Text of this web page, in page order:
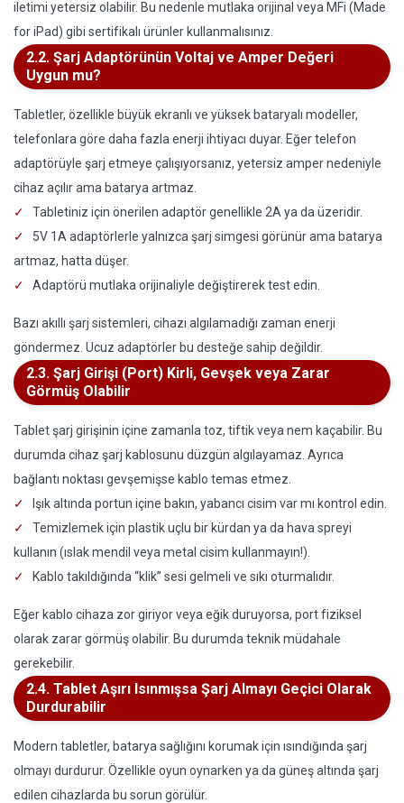
iletimi yetersiz olabilir. Bu nedenle mutlaka orijinal veya MFi (Made
for iPad) gibi sertifikalı ürünler kullanmalısınız.
2.2. Şarj Adaptörünün Voltaj ve Amper Değeri
Uygun mu?
Tabletler, özellikle büyük ekranlı ve yüksek bataryalı modeller,
telefonlara göre daha fazla enerji ihtiyacı duyar. Eğer telefon
adaptörüyle şarj etmeye çalışıyorsanız, yetersiz amper nedeniyle
cihaz açılır ama batarya artmaz.
Tabletiniz için önerilen adaptör genellikle 2A ya da üzeridir.
5V 1A adaptörlerle yalnızca şarj simgesi görünür ama batarya
artmaz, hatta düşer.
Adaptörü mutlaka orijinaliyle değiştirerek test edin.
Bazı akıllı şarj sistemleri, cihazı algılamadığı zaman enerji
göndermez. Ucuz adaptörler bu desteğe sahip değildir.
2.3. Şarj Girişi (Port) Kirli, Gevşek veya Zarar
Görmüş Olabilir
Tablet şarj girişinin içine zamanla toz, tiftik veya nem kaçabilir. Bu
durumda cihaz şarj kablosunu düzgün algılayamaz. Ayrıca
bağlantı noktası gevşemişse kablo temas etmez.
Işık altında portun içine bakın, yabancı cisim var mı kontrol edin.
Temizlemek için plastik uçlu bir kürdan ya da hava spreyi
kullanın (ıslak mendil veya metal cisim kullanmayın!).
Kablo takıldığında “klik” sesi gelmeli ve sıkı oturmalıdır.
Eğer kablo cihaza zor giriyor veya eğik duruyorsa, port fiziksel
olarak zarar görmüş olabilir. Bu durumda teknik müdahale
gerekebilir.
2.4. Tablet Aşırı Isınmışsa Şarj Almayı Geçici Olarak
Durdurabilir
Modern tabletler, batarya sağlığını korumak için ısındığında şarj
olmayı durdurur. Özellikle oyun oynarken ya da güneş altında şarj
edilen cihazlarda bu sorun görülür.